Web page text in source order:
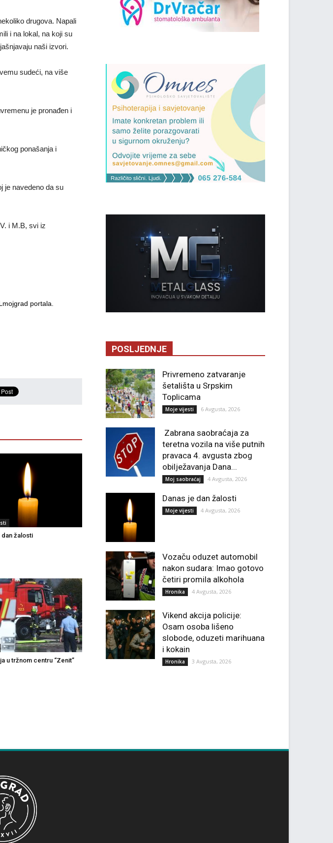
drugova. Napali
i na lokal, na koji su
naši izvori.
sudeći, na više
je pronađen i
ponašanja i
je navedeno da su
i M.B, svi iz
portala.
dan žalosti
u tržnom centru “Zenit”
POSLJEDNJE
Privremeno zatvaranje
šetališta u Srpskim
Toplicama
Moje vijesti 6 Avgusta, 2026
Zabrana saobraćaja za
teretna vozila na više putnih
pravaca 4. avgusta zbog
obilježavanja Dana...
Moj saobraćaj 4 Avgusta, 2026
Danas je dan žalosti
Moje vijesti 4 Avgusta, 2026
Vozaču oduzet automobil
nakon sudara: Imao gotovo
četiri promila alkohola
Hronika 4 Avgusta, 2026
Vikend akcija policije:
Osam osoba lišeno
slobode, oduzeti marihuana
i kokain
Hronika 3 Avgusta, 2026